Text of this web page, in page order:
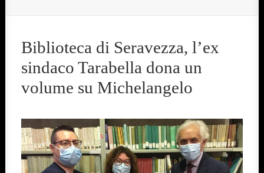
Biblioteca di Seravezza, l’ex
sindaco Tarabella dona un
volume su Michelangelo